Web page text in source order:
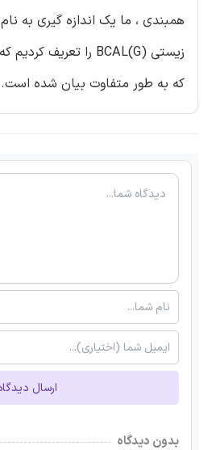
همبندی ، ما یک اندازه گیری به
که به طور متفاوت بیان شده است.
ارسال
بدون دیدگاه